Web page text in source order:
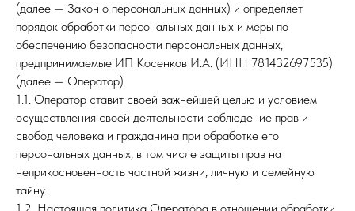
(далее — Закон о персональных данных) и определяет
порядок обработки персональных данных и меры по
обеспечению безопасности персональных данных,
предпринимаемые ИП Косенков И.А. (ИНН 781432697535)
(далее — Оператор).
1.1. Оператор ставит своей важнейшей целью и условием
осуществления своей деятельности соблюдение прав и
свобод человека и гражданина при обработке его
персональных данных, в том числе защиты прав на
неприкосновенность частной жизни, личную и семейную
тайну.